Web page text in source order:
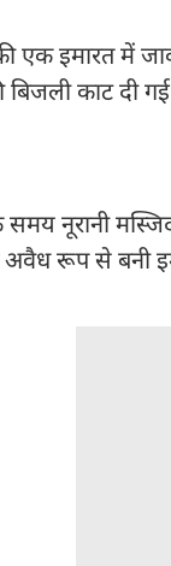
एक इमारत में
बिजली काट दी
समय नूरानी
रूप से बनी